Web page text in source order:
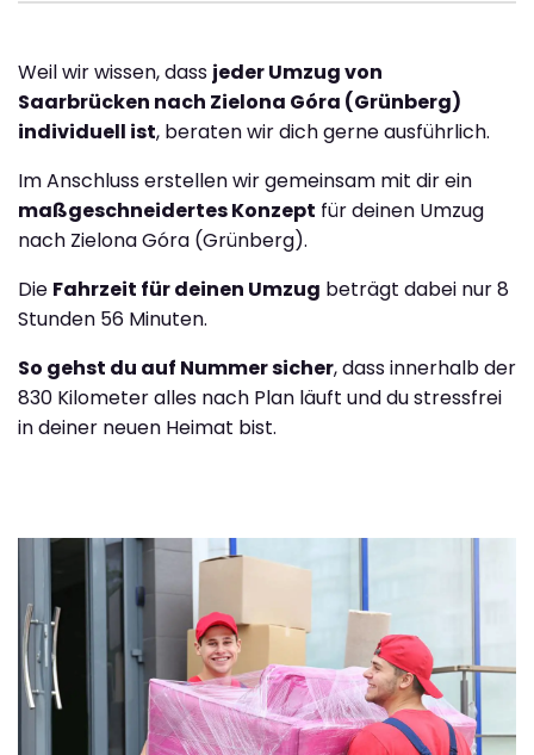
Weil wir wissen, dass jeder Umzug von
Saarbrücken nach Zielona Góra (Grünberg)
individuell ist, beraten wir dich gerne ausführlich.
Im Anschluss erstellen wir gemeinsam mit dir ein
maßgeschneidertes Konzept für deinen Umzug
nach Zielona Góra (Grünberg).
Die Fahrzeit für deinen Umzug beträgt dabei nur 8
Stunden 56 Minuten.
So gehst du auf Nummer sicher, dass innerhalb der
830 Kilometer alles nach Plan läuft und du stressfrei
in deiner neuen Heimat bist.